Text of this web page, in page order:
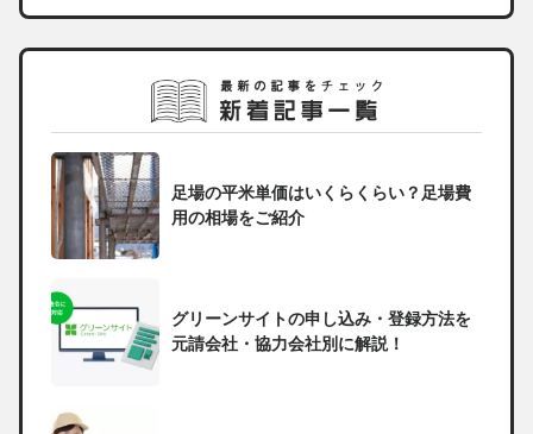
足場の平米単価はいくらくらい？足場費
用の相場をご紹介
グリーンサイトの申し込み・登録方法を
元請会社・協力会社別に解説！